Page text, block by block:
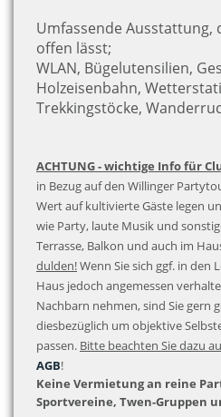
Umfassende Ausstattung,
offen lässt;
WLAN, Bügelutensilien,
Holzeisenbahn,
Trekkingstöcke,
ACHTUNG - wichtige Info für
in Bezug auf den Willinger
Wert auf kultivierte Gäste legen
wie Party, laute Musik und
Terrasse, Balkon und auch im
dulden!Wenn Sie sich ggf. in den
Haus jedoch angemessen
Nachbarn nehmen, sind Sie gern
diesbezüglich um objektive
passen. Bitte beachten Sie dazu
AGB!
Keine Vermietung an reine
Sportvereine, Twen-Gruppen